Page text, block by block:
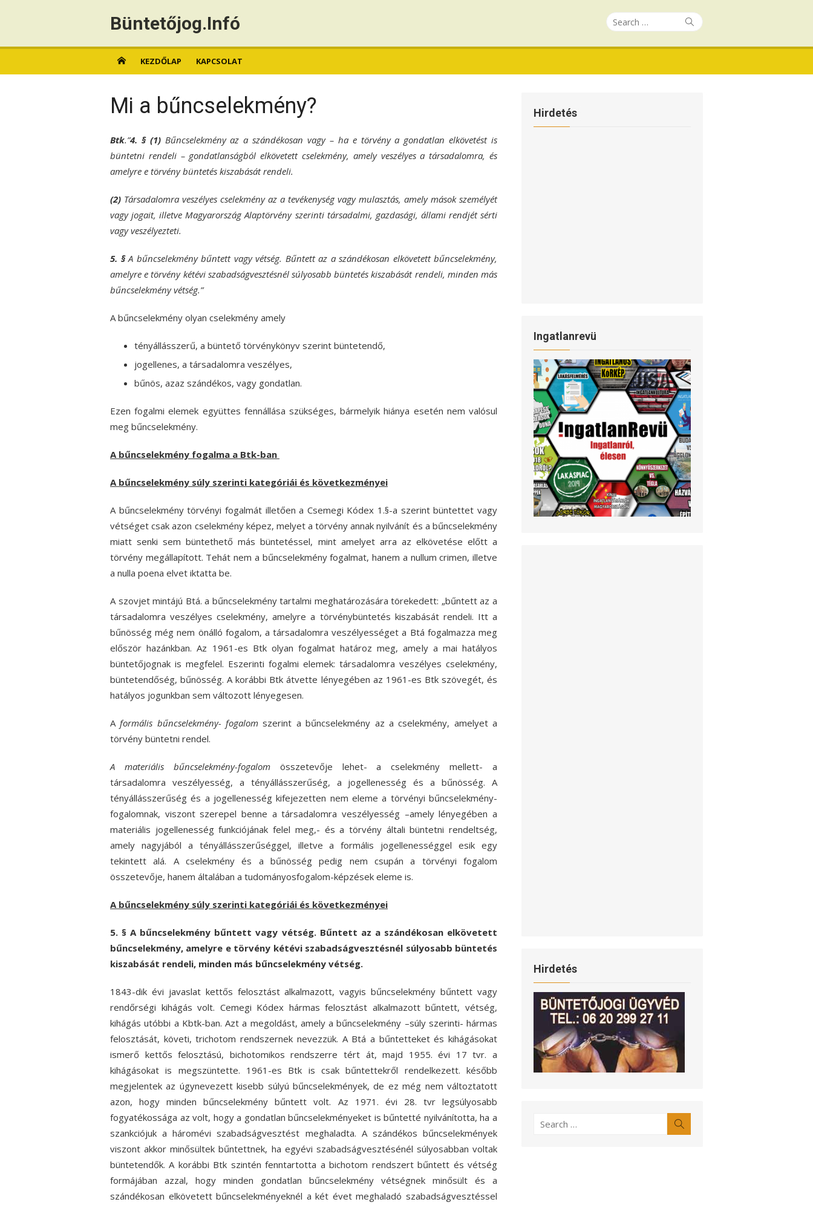
Büntetőjog.Infó
Search
for:
Search
KEZDŐLAP KAPCSOLAT
Mi a bűncselekmény?
Btk.”4. § (1)Bűncselekmény az a szándékosan vagy – ha e törvény a gondatlan elkövetést is
büntetni rendeli – gondatlanságból elkövetett cselekmény, amely veszélyes a társadalomra, és
amelyre e törvény büntetés kiszabását rendeli.
(2) Társadalomra veszélyes cselekmény az a tevékenység vagy mulasztás, amely mások személyét
vagy jogait, illetve Magyarország Alaptörvény szerinti társadalmi, gazdasági, állami rendjét sérti
vagy veszélyezteti.
5. §A bűncselekmény bűntett vagy vétség. Bűntett az a szándékosan elkövetett bűncselekmény,
amelyre e törvény kétévi szabadságvesztésnél súlyosabb büntetés kiszabását rendeli, minden más
bűncselekmény vétség.”
A bűncselekmény olyan cselekmény amely
tényállásszerű, a büntető törvénykönyv szerint büntetendő,
jogellenes, a társadalomra veszélyes,
bűnös, azaz szándékos, vagy gondatlan.
Ezen fogalmi elemek együttes fennállása szükséges, bármelyik hiánya esetén nem valósul
meg bűncselekmény.
A bűncselekmény fogalma a Btk-ban
A bűncselekmény súly szerinti kategóriái és következményei
A bűncselekmény törvényi fogalmát illetően a Csemegi Kódex 1.§-a szerint büntettet vagy
vétséget csak azon cselekmény képez, melyet a törvény annak nyilvánít és a bűncselekmény
miatt senki sem büntethető más büntetéssel, mint amelyet arra az elkövetése előtt a
törvény megállapított. Tehát nem a bűncselekmény fogalmat, hanem a nullum crimen, illetve
a nulla poena elvet iktatta be.
A szovjet mintájú Btá. a bűncselekmény tartalmi meghatározására törekedett: „bűntett az a
társadalomra veszélyes cselekmény, amelyre a törvénybüntetés kiszabását rendeli. Itt a
bűnösség még nem önálló fogalom, a társadalomra veszélyességet a Btá fogalmazza meg
először hazánkban. Az 1961-es Btk olyan fogalmat határoz meg, amely a mai hatályos
büntetőjognak is megfelel. Eszerinti fogalmi elemek: társadalomra veszélyes cselekmény,
büntetendőség, bűnösség. A korábbi Btk átvette lényegében az 1961-es Btk szövegét, és
hatályos jogunkban sem változott lényegesen.
Aformális bűncselekmény- fogalom szerint a bűncselekmény az a cselekmény, amelyet a
törvény büntetni rendel.
A materiális bűncselekmény-fogalom összetevője lehet- a cselekmény mellett- a
társadalomra veszélyesség, a tényállásszerűség, a jogellenesség és a bűnösség. A
tényállásszerűség és a jogellenesség kifejezetten nem eleme a törvényi bűncselekmény-
fogalomnak, viszont szerepel benne a társadalomra veszélyesség –amely lényegében a
materiális jogellenesség funkciójának felel meg,- és a törvény általi büntetni rendeltség,
amely nagyjából a tényállásszerűséggel, illetve a formális jogellenességgel esik egy
tekintett alá. A cselekmény és a bűnösség pedig nem csupán a törvényi fogalom
összetevője, hanem általában a tudományosfogalom-képzések eleme is.
A bűncselekmény súly szerinti kategóriái és következményei
5. § A bűncselekmény bűntett vagy vétség. Bűntett az a szándékosan elkövetett
bűncselekmény, amelyre e törvény kétévi szabadságvesztésnél súlyosabb büntetés
kiszabását rendeli, minden más bűncselekmény vétség.
1843-dik évi javaslat kettős felosztást alkalmazott, vagyis bűncselekmény bűntett vagy
rendőrségi kihágás volt. Cemegi Kódex hármas felosztást alkalmazott bűntett, vétség,
kihágás utóbbi a Kbtk-ban. Azt a megoldást, amely a bűncselekmény –súly szerinti- hármas
felosztását, követi, trichotom rendszernek nevezzük. A Btá a bűntetteket és kihágásokat
ismerő kettős felosztású, bichotomikos rendszerre tért át, majd 1955. évi 17 tvr. a
kihágásokat is megszüntette. 1961-es Btk is csak bűntettekről rendelkezett. később
megjelentek az úgynevezett kisebb súlyú bűncselekmények, de ez még nem változtatott
azon, hogy minden bűncselekmény bűntett volt. Az 1971. évi 28. tvr legsúlyosabb
fogyatékossága az volt, hogy a gondatlan bűncselekményeket is bűntetté nyilvánította, ha a
szankciójuk a háromévi szabadságvesztést meghaladta. A szándékos bűncselekmények
viszont akkor minősültek bűntettnek, ha egyévi szabadságvesztésénél súlyosabban voltak
büntetendők. A korábbi Btk szintén fenntartotta a bichotom rendszert bűntett és vétség
formájában azzal, hogy minden gondatlan bűncselekmény vétségnek minősült és a
szándékosan elkövetett bűncselekményeknél a két évet meghaladó szabadságvesztéssel
Hirdetés
Ingatlanrevü
Hirdetés
Search